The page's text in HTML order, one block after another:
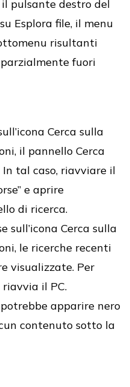
pulsante destro del
Esplora file, il menu
risultanti
fuori
Cerca sulla
il pannello Cerca
tal caso, riavviare il
e aprire
di ricerca.
sull’icona Cerca sulla
le ricerche recenti
visualizzate. Per
il PC.
apparire nero
contenuto sotto la